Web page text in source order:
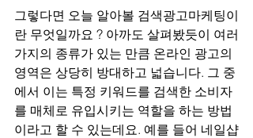
그렇다면 오늘 알아볼 검색광고마케팅이
란 무엇일까요 ? 아까도 살펴봤듯이 여러
가지의 종류가 있는 만큼 온라인 광고의
영역은 상당히 방대하고 넓습니다. 그 중
에서 이는 특정 키워드를 검색한 소비자
를 매체로 유입시키는 역할을 하는 방법
이라고 할 수 있는데요. 예를 들어 네일샵